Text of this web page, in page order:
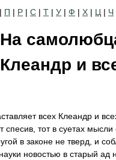
| П | Р | С | Т | У | Ф | Х | Ц | Ч
На
Клеандр и
всех Клеандр и
спесив, тот в суетах мысли
в законе не тверд, и
новостью в старый ад